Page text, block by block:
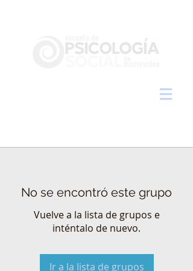
No se encontró este grupo
Vuelve a la lista de grupos e
inténtalo de nuevo.
Ir a la lista de grupos